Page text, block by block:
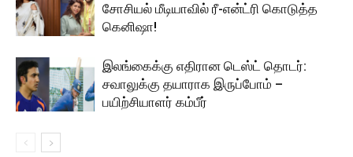
சோசியல் மீடியாவில் ரீ-என்ட்ரி கொடுத்த
கெனிஷா!
இலங்கைக்கு எதிரான டெஸ்ட் தொடர்:
சவாலுக்கு தயாராக இருப்போம் –
பயிற்சியாளர் கம்பீர்